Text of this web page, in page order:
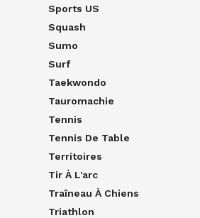
Sports US
Squash
Sumo
Surf
Taekwondo
Tauromachie
Tennis
Tennis De Table
Territoires
Tir À L'arc
Traîneau À Chiens
Triathlon